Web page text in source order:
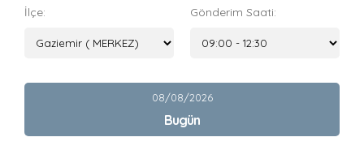
İlçe: Gönderim Saati:
08/08/2026
Bugün